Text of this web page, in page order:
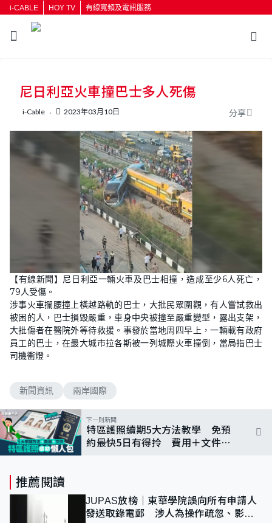
i-CABLE HOY TV 有線寬頻及電訊服務
按輸入鍵開始搜尋
尼日利亞火車撞巴士多人死傷
i-Cable 2023年03月10日 分享
【有線新聞】尼日利亞一輛火車及巴士相撞，造成至少6人死亡，
79人受傷。
涉事火車攔腰撞上橫越路軌的巴士，大批民眾圍觀，有人嘗試救出
被困的人，巴士損毀嚴重，車身中央被撞至嚴重變型，露出支架，
大批傷者在醫院外等待救援。事發於當地周四早上，一輛載有政府
員工的巴士，在最大城市拉各斯被一列城際火車撞倒，當局指巴士
司機衝燈。
新聞資訊 兩岸國際
下一則新聞
特區護照續期5大方法教學 免預
約最快5日有得拎 費用＋文件＋
推薦閱讀
JUPAS放榜｜東華學院誤向所有申請人
發送取錄電郵 涉人為操作疏忽、影響